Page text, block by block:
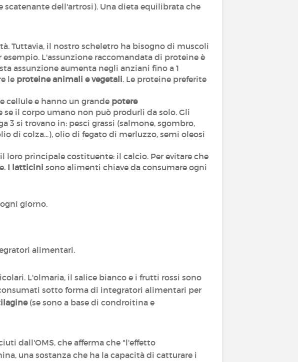
scatenante dell'artrosi). Una dieta equilibrata che
Tuttavia, il nostro scheletro ha bisogno di muscoli
L'assunzione raccomandata di proteine è
assunzione aumenta negli anziani fino a 1
le proteine animali e vegetali. Le proteine preferite
cellule e hanno un grande potere
il corpo umano non può produrli da solo. Gli
si trovano in: pesci grassi (salmone, sgombro,
di colza...), olio di fegato di merluzzo, semi oleosi
loro principale costituente: il calcio. Per evitare che
I latticini sono alimenti chiave da consumare ogni
giorno.
alimentari.
L'olmaria, il salice bianco e i frutti rossi sono
sotto forma di integratori alimentari per
(se sono a base di condroitina e
dall'OMS, che afferma che "l'effetto
una sostanza che ha la capacità di catturare i